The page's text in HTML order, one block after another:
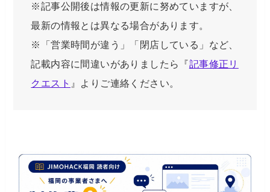
※記事公開後は情報の更新に努めていますが、
最新の情報とは異なる場合があります。
※「営業時間が違う」「閉店している」など、
記載内容に間違いがありましたら『記事修正リ
クエスト 』よりご連絡ください。